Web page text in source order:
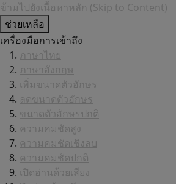
ข้ามไปยังเนื้อหาหลัก (Skip to Content)
ช่วยเหลือ
เครื่องมือการเข้าถึง
ภาษาไทย
ภาษาอังกฤษ
เพิ่มขนาดตัวอักษร
ลดขนาดตัวอักษร
ขนาดตัวอักษรปกติ
ความคมชัดสูง
ความคมชัดเชิงลบ
ความคมชัดปกติ
เปิดอ่านด้วยเสียง